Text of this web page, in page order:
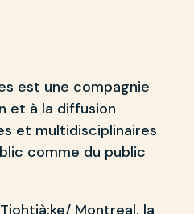
est une compagnie
et à la diffusion
et multidisciplinaires
comme du public
Montreal, la